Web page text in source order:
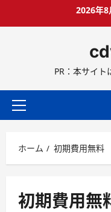
ス
ッ
2026年8
PR：本サイト
メ
メ
ニ
ー
ホーム 初期費用無料
初期費用無